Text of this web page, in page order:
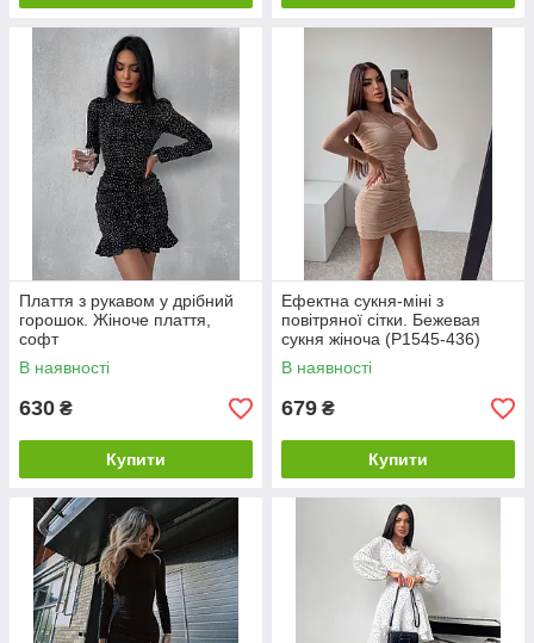
Плаття з рукавом у дрібний
горошок. Жіноче плаття,
софт
В наявності
630 ₴
Купити
Ефектна сукня-міні з
повітряної сітки. Бежевая
сукня жіноча (Р1545-436)
В наявності
679 ₴
Купити